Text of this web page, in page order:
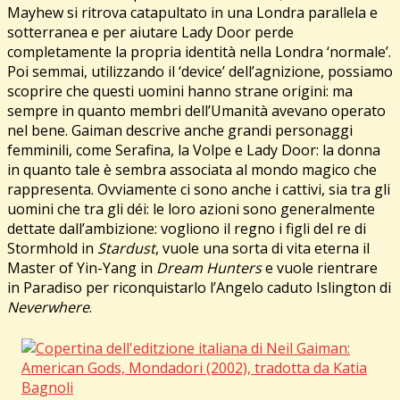
Mayhew si ritrova catapultato in una Londra parallela e
sotterranea e per aiutare Lady Door perde
completamente la propria identità nella Londra ‘normale’.
Poi semmai, utilizzando il ‘device’ dell’agnizione, possiamo
scoprire che questi uomini hanno strane origini: ma
sempre in quanto membri dell’Umanità avevano operato
nel bene. Gaiman descrive anche grandi personaggi
femminili, come Serafina, la Volpe e Lady Door: la donna
in quanto tale è sembra associata al mondo magico che
rappresenta. Ovviamente ci sono anche i cattivi, sia tra gli
uomini che tra gli déi: le loro azioni sono generalmente
dettate dall’ambizione: vogliono il regno i figli del re di
Stormhold in Stardust, vuole una sorta di vita eterna il
Master of Yin-Yang in Dream Hunterse vuole rientrare
in Paradiso per riconquistarlo l’Angelo caduto Islington di
Neverwhere.